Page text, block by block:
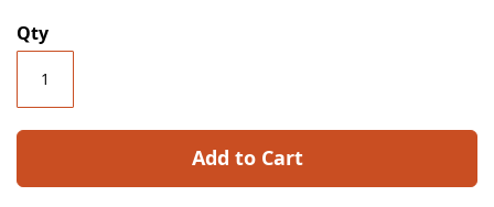
gallery
Qty
Add to Cart